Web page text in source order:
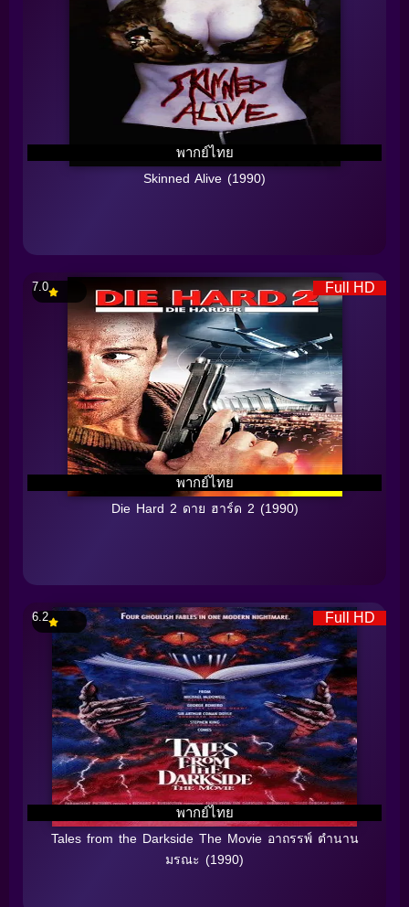
พากย์ไทย
Skinned Alive (1990)
Full HD
พากย์ไทย
7.0
Die Hard 2 ดาย ฮาร์ด 2 (1990)
Full HD
พากย์ไทย
6.2
Tales from the Darkside The Movie อาถรรพ์ ตำนาน
มรณะ (1990)